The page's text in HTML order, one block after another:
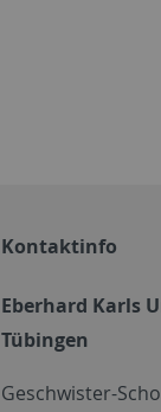
Kontaktinfo
Eberhard Karls
Tübingen
Geschwister-